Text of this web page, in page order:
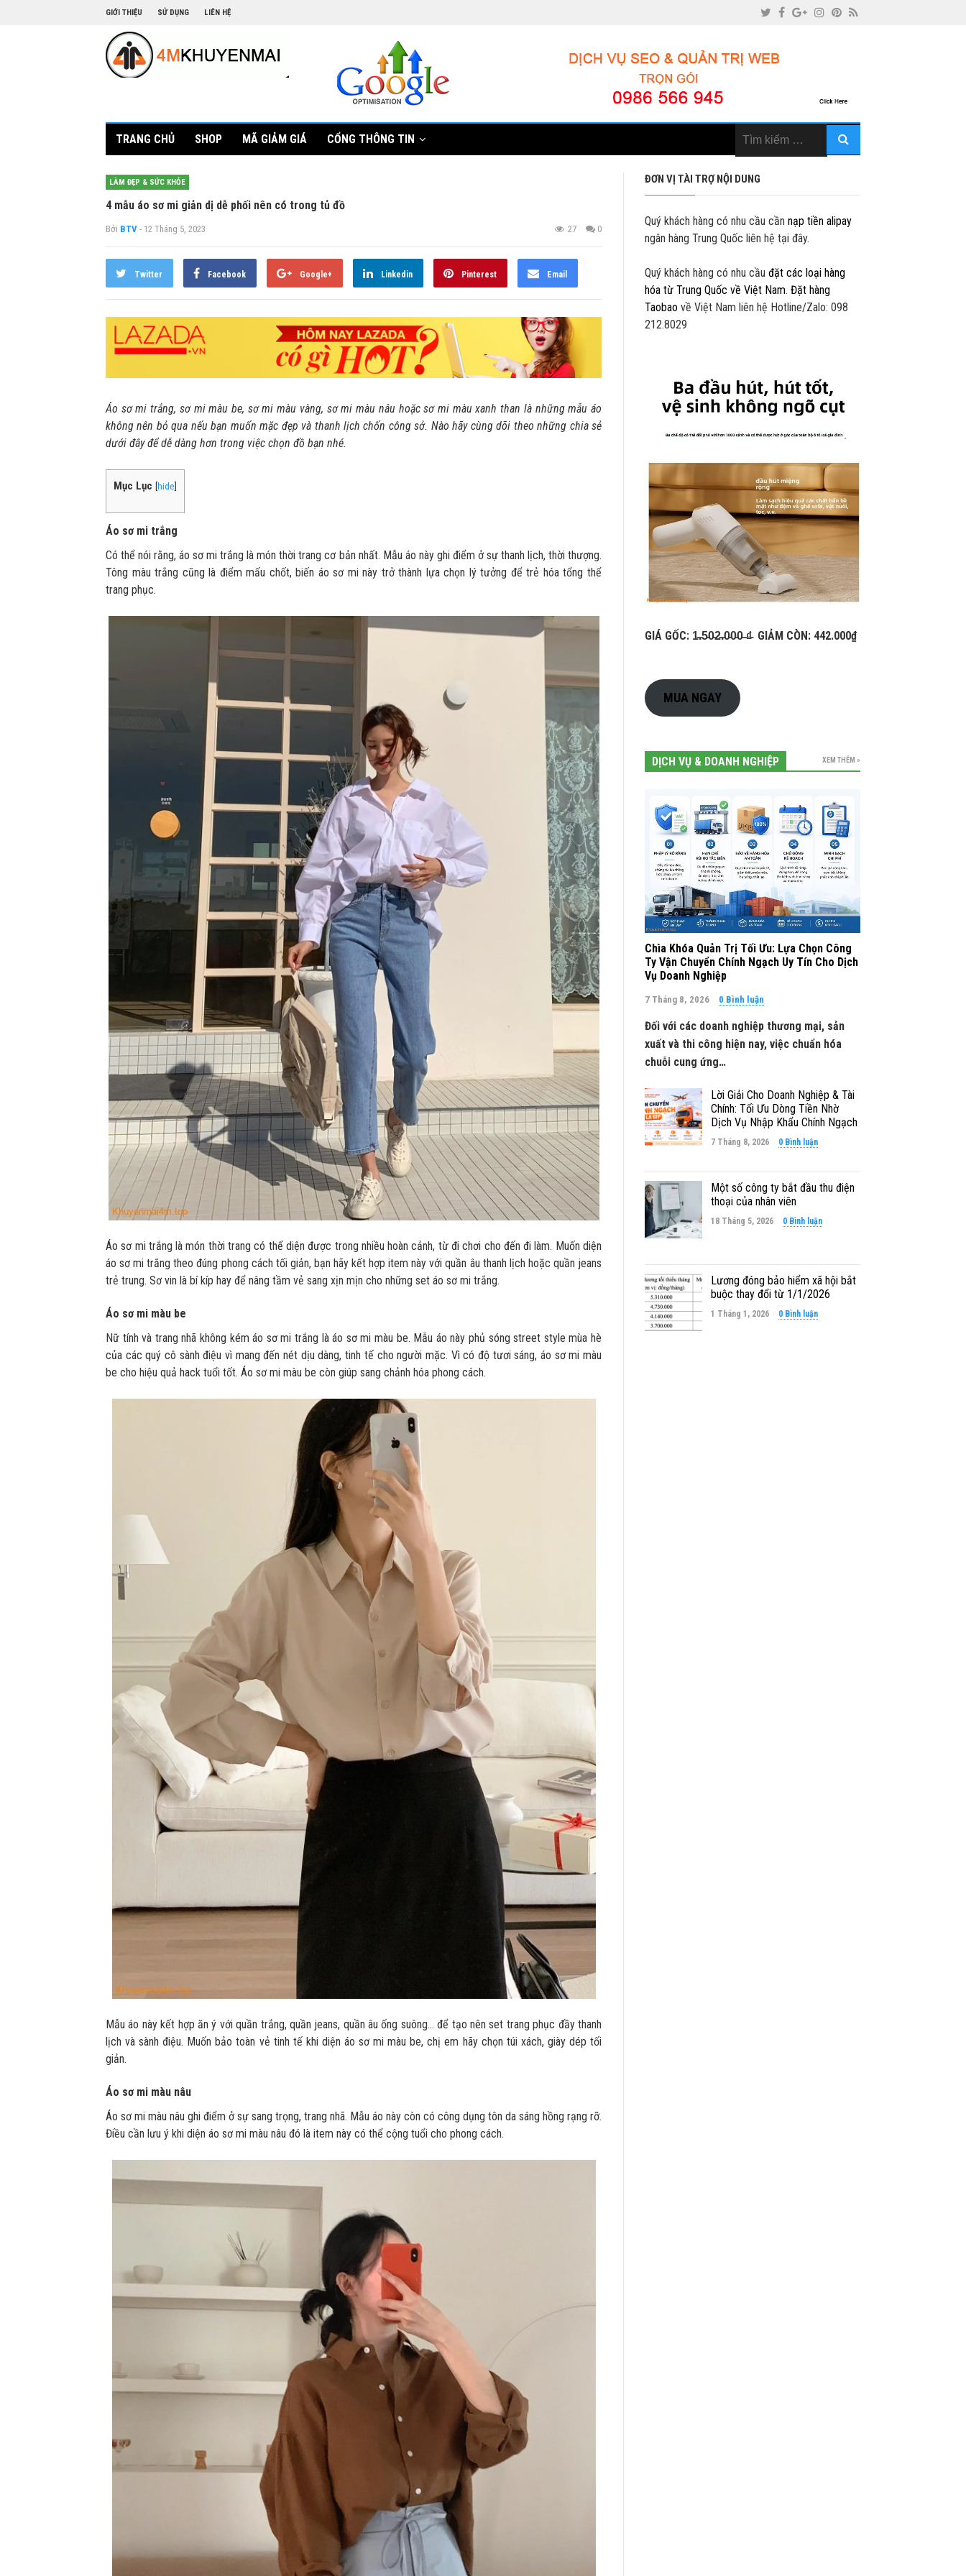
GIỚI THIỆU SỬ DỤNG LIÊN HỆ
TRANG CHỦ SHOP MÃ GIẢM GIÁ CỔNG THÔNG TIN
LÀM ĐẸP & SỨC KHỎE
4 mẫu áo sơ mi giản dị dễ phối nên có trong tủ đồ
Bởi BTV - 12 Tháng 5, 2023 27 0
Twitter Facebook Google+ Linkedin Pinterest Email
Áo sơ mi trắng, sơ mi màu be, sơ mi màu vàng, sơ mi màu nâu hoặc sơ mi màu xanh than là những mẫu áo
không nên bỏ qua nếu bạn muốn mặc đẹp và thanh lịch chốn công sở. Nào hãy cùng dõi theo những chia sẻ
dưới đây để dễ dàng hơn trong việc chọn đồ bạn nhé.
Mục Lục [hide]
Áo sơ mi trắng
Có thể nói rằng, áo sơ mi trắng là món thời trang cơ bản nhất. Mẫu áo này ghi điểm ở sự thanh lịch, thời thượng.
Tông màu trắng cũng là điểm mấu chốt, biến áo sơ mi này trở thành lựa chọn lý tưởng để trẻ hóa tổng thể
trang phục.
Áo sơ mi trắng là món thời trang có thể diện được trong nhiều hoàn cảnh, từ đi chơi cho đến đi làm. Muốn diện
áo sơ mi trắng theo đúng phong cách tối giản, bạn hãy kết hợp item này với quần âu thanh lịch hoặc quần jeans
trẻ trung. Sơ vin là bí kíp hay để nâng tầm vẻ sang xịn mịn cho những set áo sơ mi trắng.
Áo sơ mi màu be
Nữ tính và trang nhã không kém áo sơ mi trắng là áo sơ mi màu be. Mẫu áo này phủ sóng street style mùa hè
của các quý cô sành điệu vì mang đến nét dịu dàng, tinh tế cho người mặc. Vì có độ tươi sáng, áo sơ mi màu
be cho hiệu quả hack tuổi tốt. Áo sơ mi màu be còn giúp sang chảnh hóa phong cách.
Mẫu áo này kết hợp ăn ý với quần trắng, quần jeans, quần âu ống suông… để tạo nên set trang phục đầy thanh
lịch và sành điệu. Muốn bảo toàn vẻ tinh tế khi diện áo sơ mi màu be, chị em hãy chọn túi xách, giày dép tối
giản.
Áo sơ mi màu nâu
Áo sơ mi màu nâu ghi điểm ở sự sang trọng, trang nhã. Mẫu áo này còn có công dụng tôn da sáng hồng rạng rỡ.
Điều cần lưu ý khi diện áo sơ mi màu nâu đó là item này có thể cộng tuổi cho phong cách.
ĐƠN VỊ TÀI TRỢ NỘI DUNG
Quý khách hàng có nhu cầu cần nạp tiền alipay
ngân hàng Trung Quốc liên hệ tại đây.
Quý khách hàng có nhu cầu đặt các loại hàng
hóa từ Trung Quốc về Việt Nam. Đặt hàng
Taobao về Việt Nam liên hệ Hotline/Zalo: 098
212.8029
GIÁ GỐC: 1̵.̵5̵0̵2̵.̵0̵0̵0̵ ̵₫̵ GIẢM CÒN: 442.000₫
MUA NGAY
DỊCH VỤ & DOANH NGHIỆP XEM THÊM »
Chìa Khóa Quản Trị Tối Ưu: Lựa Chọn Công
Ty Vận Chuyển Chính Ngạch Uy Tín Cho Dịch
Vụ Doanh Nghiệp
7 Tháng 8, 2026 0 Bình luận
Đối với các doanh nghiệp thương mại, sản
xuất và thi công hiện nay, việc chuẩn hóa
chuỗi cung ứng…
Lời Giải Cho Doanh Nghiệp & Tài
Chính: Tối Ưu Dòng Tiền Nhờ
Dịch Vụ Nhập Khẩu Chính Ngạch
7 Tháng 8, 2026 0 Bình luận
Một số công ty bắt đầu thu điện
thoại của nhân viên
18 Tháng 5, 2026 0 Bình luận
Lương đóng bảo hiểm xã hội bắt
buộc thay đổi từ 1/1/2026
1 Tháng 1, 2026 0 Bình luận